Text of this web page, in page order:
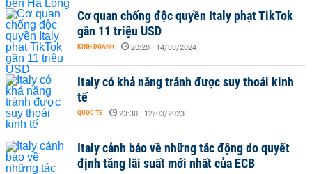
Cơ quan chống độc quyền Italy phạt TikTok
gần 11 triệu USD
KINH DOANH - 20:20 | 14/03/2024
Italy có khả năng tránh được suy thoái kinh
tế
QUỐC TẾ - 23:30 | 12/03/2023
Italy cảnh báo về những tác động do quyết
định tăng lãi suất mới nhất của ECB